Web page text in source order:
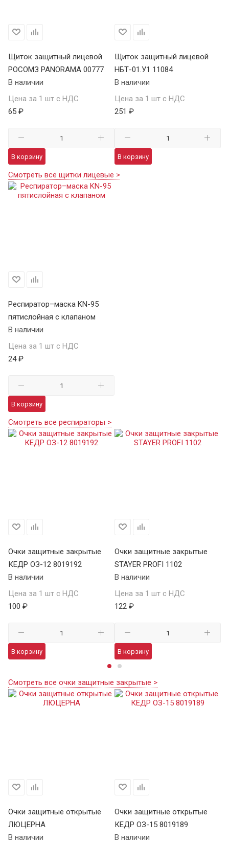
Щиток защитный лицевой
РОСОМЗ PANORAMA 00777
В наличии
Цена за 1 шт с НДС
65 ₽
В корзину
Щиток защитный лицевой
НБТ-01.У1 11084
В наличии
Цена за 1 шт с НДС
251 ₽
В корзину
Смотреть все щитки лицевые >
Респиратор–маска KN-95
пятислойная с клапаном
В наличии
Цена за 1 шт с НДС
24 ₽
В корзину
Смотреть все респираторы >
Очки защитные закрытые
КЕДР ОЗ-12 8019192
В наличии
Цена за 1 шт с НДС
100 ₽
В корзину
Очки защитные закрытые
STAYER PROFI 1102
В наличии
Цена за 1 шт с НДС
122 ₽
В корзину
Смотреть все очки защитные закрытые >
Очки защитные открытые
ЛЮЦЕРНА
В наличии
Очки защитные открытые
КЕДР ОЗ-15 8019189
В наличии